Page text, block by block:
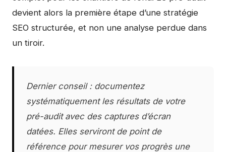
devient alors la première étape d’une stratégie
SEO structurée, et non une analyse perdue dans
un tiroir.
Dernier conseil : documentez
systématiquement les résultats de votre
pré-audit avec des captures d’écran
datées. Elles serviront de point de
référence pour mesurer vos progrès une